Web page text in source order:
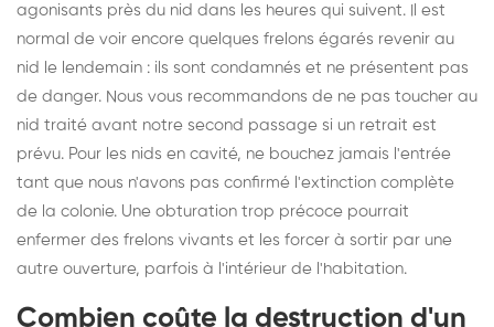
agonisants près du nid dans les heures qui suivent. Il est
normal de voir encore quelques frelons égarés revenir au
nid le lendemain : ils sont condamnés et ne présentent pas
de danger. Nous vous recommandons de ne pas toucher au
nid traité avant notre second passage si un retrait est
prévu. Pour les nids en cavité, ne bouchez jamais l'entrée
tant que nous n'avons pas confirmé l'extinction complète
de la colonie. Une obturation trop précoce pourrait
enfermer des frelons vivants et les forcer à sortir par une
autre ouverture, parfois à l'intérieur de l'habitation.
Combien coûte la destruction d'un